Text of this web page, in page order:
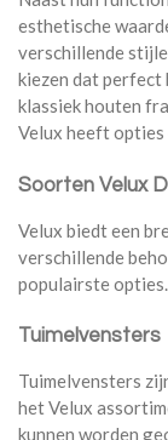
esthetische
verschillende
kiezen dat perfect
klassiek houten
Velux heeft opties
Soorten Velux
Velux biedt een
verschillende
populairste opties.
Tuimelvensters
Tuimelvensters
het Velux
kunnen worden